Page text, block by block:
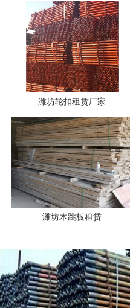
潍坊轮扣租赁厂家
潍坊木跳板租赁